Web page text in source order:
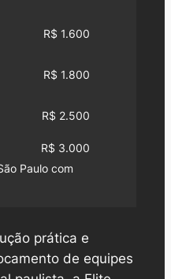
R$ 1.600
R$ 1.800
R$ 2.500
R$ 3.000
Paulo com
prática e
de equipes